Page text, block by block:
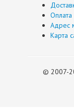
Оплата
Адрес
Карта
© 2007-